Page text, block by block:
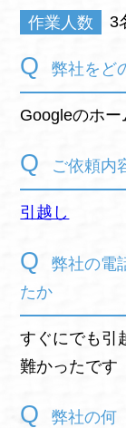
作業人数 3
弊社をど
Googleのホー
ご依頼内
引越し
弊社の電
たか
すぐにでも引
難かったです
弊社の何